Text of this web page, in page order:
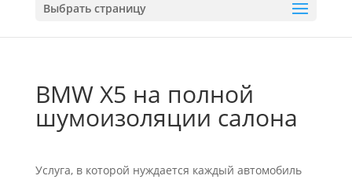
Выбрать страницу
BMW X5 на полной
шумоизоляции салона
Услуга, в которой нуждается каждый автомобиль